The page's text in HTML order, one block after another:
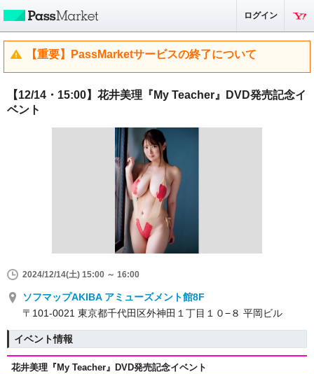
ログイン
【重要】PassMarketサービスの終了について
【12/14・15:00】花井美理『My Teacher』DVD発売記念イ
ベント
2024/12/14(土) 15:00 ～ 16:00
ソフマップAKIBA アミューズメント館8F
〒101-0021 東京都千代田区外神田１丁目１０−８ 平岡ビル
イベント情報
花井美理『My Teacher』DVD発売記念イベント